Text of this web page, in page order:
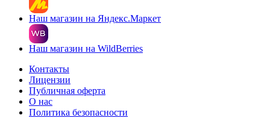
Наш магазин на Яндекс.Маркет
Наш магазин на WildBerries
Контакты
Лицензии
Публичная оферта
О нас
Политика безопасности